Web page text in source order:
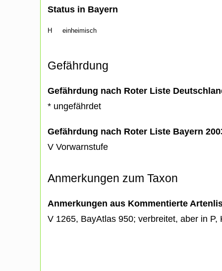
Status in Bayern
H einheimisch
Gefährdung
Gefährdung nach Roter Liste
* ungefährdet
Gefährdung nach Roter Liste Bayern
V Vorwarnstufe
Anmerkungen zum Taxon
Anmerkungen aus Kommentierte
V 1265, BayAtlas 950; verbreitet, aber in